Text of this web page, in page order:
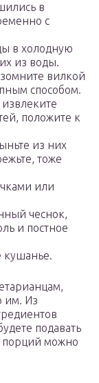
в
с
в холодную
из воды.
вилкой
способом.
положите к
из них
тоже
или
чеснок,
и постное
кушанье.
им. Из
подавать
порций можно